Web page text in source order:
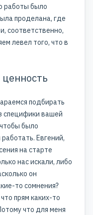
работы было
проделана, где
соответственно,
левел того, что в
подбирать
специфики вашей
было
Евгений,
на старте
нас искали, либо
он
то сомнения?
прям каких-то
что для меня